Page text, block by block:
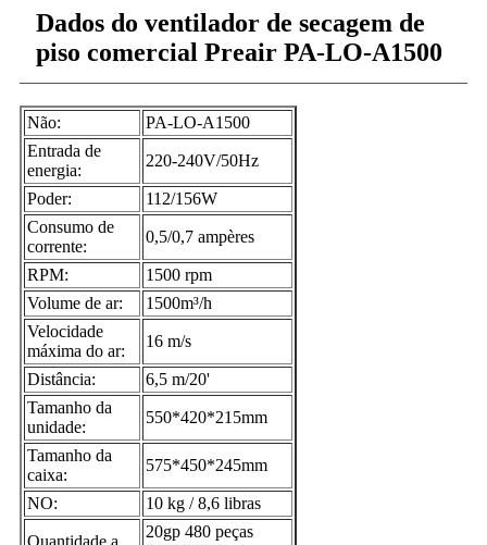
Dados do ventilador de secagem de
piso comercial Preair PA-LO-A1500
Não:
PA-LO-A1500
Entrada de
energia:
220-240V/50Hz
Poder:
112/156W
Consumo de
corrente:
0,5/0,7 ampères
RPM:
1500 rpm
Volume de ar:
1500m³/h
Velocidade
máxima do ar:
16 m/s
Distância:
6,5 m/20'
Tamanho da
unidade:
550*420*215mm
Tamanho da
caixa:
575*450*245mm
NO: 10 kg / 8,6 libras
20gp 480 peças